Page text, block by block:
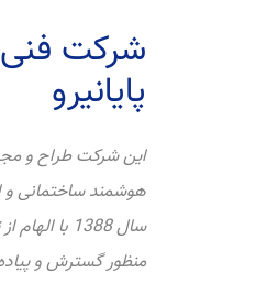
شرکت
پایانیرو
این شرکت طراح و
هوشمند ساختمانی
سال 1388
منظور گسترش و